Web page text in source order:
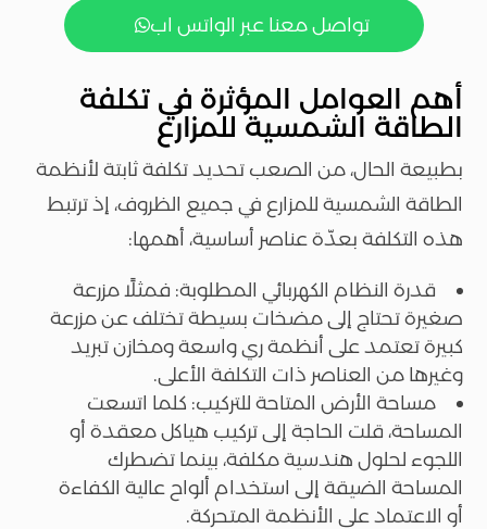
تواصل معنا عبر الواتس اب
أهم العوامل المؤثرة في تكلفة
الطاقة الشمسية للمزارع
بطبيعة الحال، من الصعب تحديد تكلفة ثابتة لأنظمة
الطاقة الشمسية للمزارع في جميع الظروف، إذ ترتبط
هذه التكلفة بعدّة عناصر أساسية، أهمها:
قدرة النظام الكهربائي المطلوبة: فمثلًا مزرعة
صغيرة تحتاج إلى مضخات بسيطة تختلف عن مزرعة
كبيرة تعتمد على أنظمة ري واسعة ومخازن تبريد
وغيرها من العناصر ذات التكلفة الأعلى.
مساحة الأرض المتاحة للتركيب: كلما اتسعت
المساحة، قلت الحاجة إلى تركيب هياكل معقدة أو
اللجوء لحلول هندسية مكلفة، بينما تضطرك
المساحة الضيقة إلى استخدام ألواح عالية الكفاءة
أو الاعتماد على الأنظمة المتحركة.